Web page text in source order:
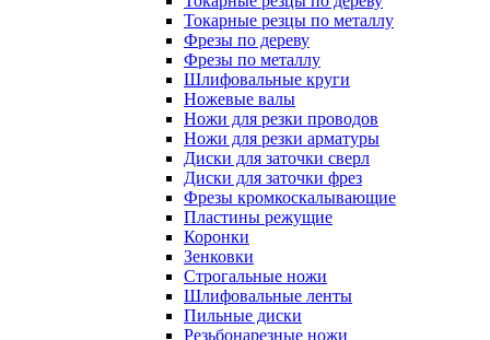
Токарные резцы по металлу
Фрезы по дереву
Фрезы по металлу
Шлифовальные круги
Ножевые валы
Ножи для резки проводов
Ножи для резки арматуры
Диски для заточки сверл
Диски для заточки фрез
Фрезы кромкоскалывающие
Пластины режущие
Коронки
Зенковки
Строгальные ножи
Шлифовальные ленты
Пильные диски
Резьбонарезные ножи